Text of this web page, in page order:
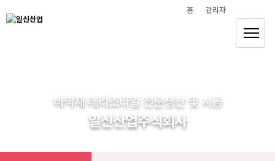
관리자
홈
바닥재 테라조타일 전문생산 및 시공
일신산업주식회사